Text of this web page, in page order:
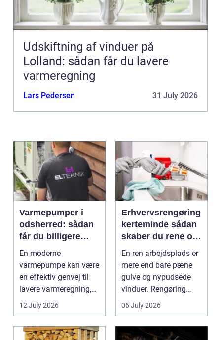
Udskiftning af vinduer på
Lolland: sådan får du lavere
varmeregning
Lars Pedersen 31 July 2026
Varmepumper i
odsherred: sådan
får du billigere
varme og et bedre
En moderne
varmepumpe kan være
en effektiv genvej til
lavere varmeregning,
mindre CO2-udslip og
12 July 2026
Erhvervsrengøring
kerteminde sådan
skaber du rene og
trygge rammer på
arbejdspladsen
En ren arbejdsplads er
mere end bare pæne
gulve og nypudsede
vinduer. Rengøring
påvirker medarbejder...
06 July 2026